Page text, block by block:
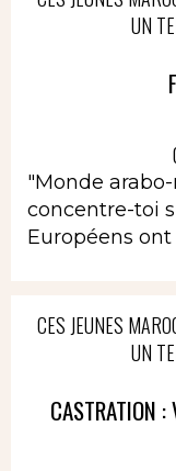
UN
"Monde
concentre-toi
Européens
CES JEUNES
UN
CASTRATION :